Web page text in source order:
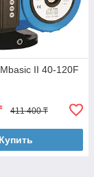
II 40-120F
411 400 ₸
Купить